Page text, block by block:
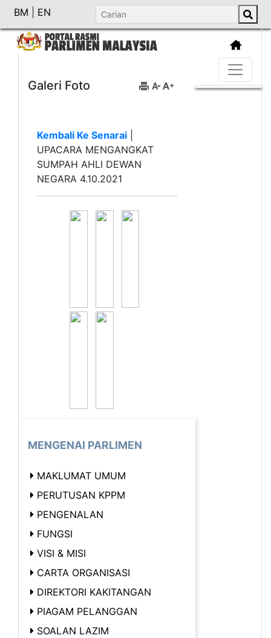
BM EN
Galeri Foto
Kembali Ke Senarai
UPACARA MENGANGKAT
SUMPAH AHLI DEWAN
NEGARA 4.10.2021
MENGENAI PARLIMEN
MAKLUMAT UMUM
PERUTUSAN KPPM
PENGENALAN
FUNGSI
VISI & MISI
CARTA ORGANISASI
DIREKTORI KAKITANGAN
PIAGAM PELANGGAN
SOALAN LAZIM